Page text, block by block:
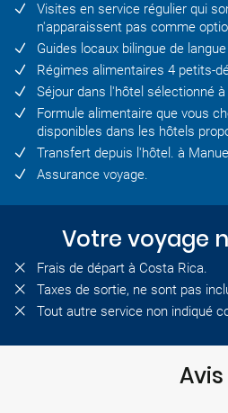
Visites en service régulier qui
n'apparaissent pas comme
Guides locaux bilingue de
Régimes alimentaires 4 petits-
Séjour dans l'hôtel sélectionné
Formule alimentaire que vous
disponibles dans les hôtels
Transfert depuis l'hôtel. à
Assurance voyage.
Votre voyage
Frais de départ à Costa Rica.
Taxes de sortie, ne sont pas
Tout autre service non indiqué
Avis